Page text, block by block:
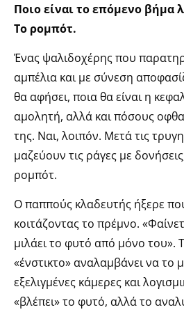
Ποιο είναι το επόμενο βήμα
Το ρομπότ.
Ένας ψαλιδοχέρης που
αμπέλια και με σύνεση
θα αφήσει, ποια θα είναι η
αμολητή, αλλά και πόσους
της. Ναι, λοιπόν. Μετά τις
μαζεύουν τις ράγες με
ρομπότ.
Ο παππούς κλαδευτής ήξερε
κοιτάζοντας το πρέμνο.
μιλάει το φυτό από μόνο του».
«ένστικτο» αναλαμβάνει να το
εξελιγμένες κάμερες και
«βλέπει» το φυτό, αλλά το